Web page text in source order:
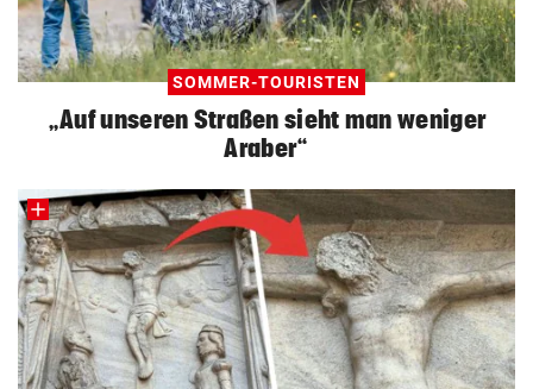
SOMMER-TOURISTEN
„Auf unseren Straßen sieht man weniger
Araber“